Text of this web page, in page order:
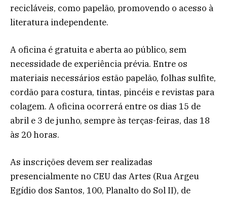
recicláveis, como papelão, promovendo o acesso à
literatura independente.
A oficina é gratuita e aberta ao público, sem
necessidade de experiência prévia. Entre os
materiais necessários estão papelão, folhas sulfite,
cordão para costura, tintas, pincéis e revistas para
colagem. A oficina ocorrerá entre os dias 15 de
abril e 3 de junho, sempre às terças-feiras, das 18
às 20 horas.
As inscrições devem ser realizadas
presencialmente no CEU das Artes (Rua Argeu
Egídio dos Santos, 100, Planalto do Sol II), de